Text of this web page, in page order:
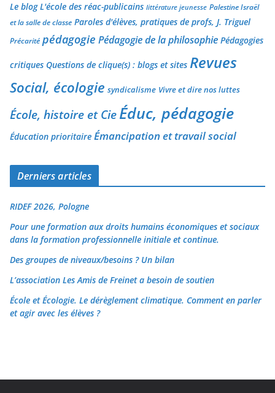
Le blog L'école des réac-publicains littérature jeunesse Palestine Israël
et la salle de classe Paroles d'élèves, pratiques de profs, J. Triguel
Précarité pédagogie Pédagogie de la philosophie Pédagogies
critiques Questions de clique(s) : blogs et sites Revues
Social, écologie syndicalisme Vivre et dire nos luttes
École, histoire et CieÉduc, pédagogie
Éducation prioritaire Émancipation et travail social
Derniers articles
RIDEF 2026, Pologne
Pour une formation aux droits humains économiques et sociaux
dans la formation professionnelle initiale et continue.
Des groupes de niveaux/besoins ? Un bilan
L’association Les Amis de Freinet a besoin de soutien
École et Écologie. Le dérèglement climatique. Comment en parler
et agir avec les élèves ?